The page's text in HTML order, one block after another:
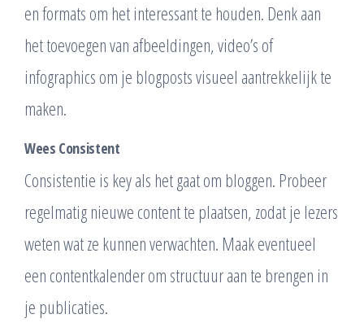
en formats om het interessant te houden. Denk aan
het toevoegen van afbeeldingen, video’s of
infographics om je blogposts visueel aantrekkelijk te
maken.
Wees Consistent
Consistentie is key als het gaat om bloggen. Probeer
regelmatig nieuwe content te plaatsen, zodat je lezers
weten wat ze kunnen verwachten. Maak eventueel
een contentkalender om structuur aan te brengen in
je publicaties.